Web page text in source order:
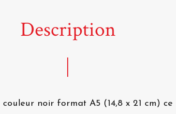
Description
couleur noir format A5 (14,8 x 21 cm)